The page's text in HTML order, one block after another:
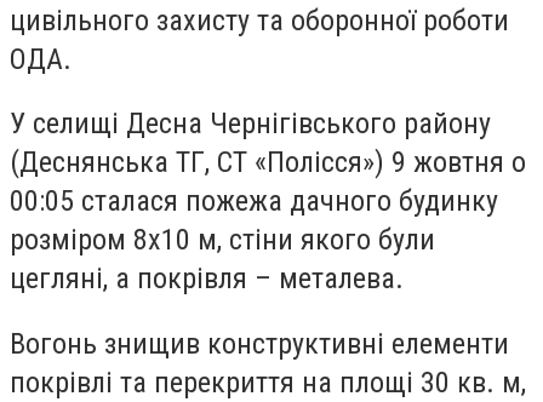
цивільного захисту та оборонної роботи
ОДА.
У селищі Десна Чернігівського району
(Деснянська ТГ, СТ «Полісся») 9 жовтня о
00:05 сталася пожежа дачного будинку
розміром 8х10 м, стіни якого були
цегляні, а покрівля – металева.
Вогонь знищив конструктивні елементи
покрівлі та перекриття на площі 30 кв. м,